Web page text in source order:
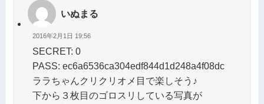
いぬまる
2016年2月1日 19:56
SECRET: 0
PASS: ec6a6536ca304edf844d1d248a4f08dc
ララちゃんクリクリオメ目で楽しそう♪
下から３枚目のゴロスリしている写真が